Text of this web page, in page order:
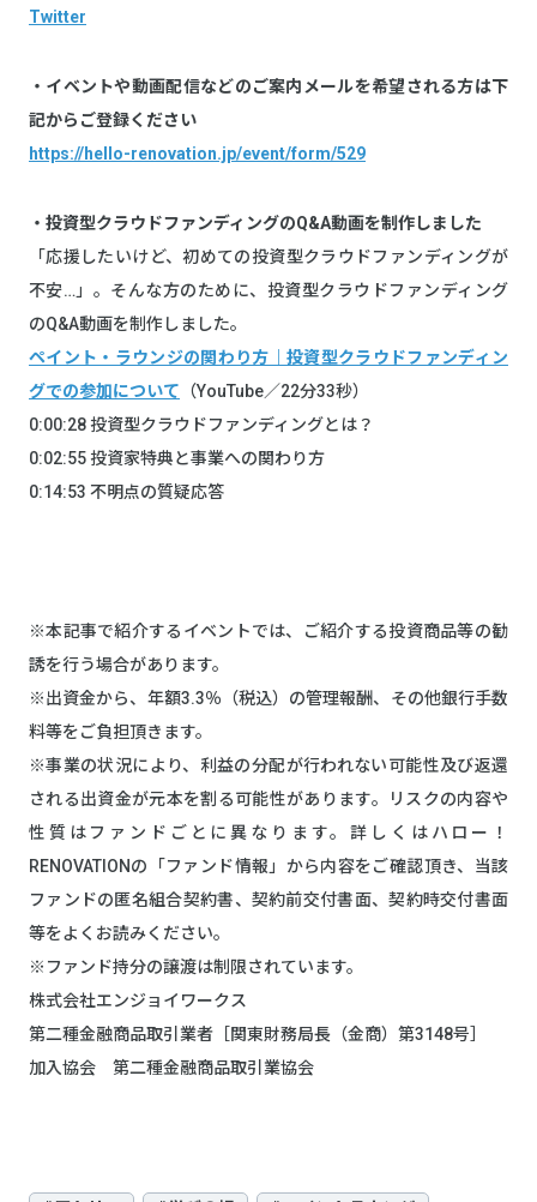
Twitter
・イベントや動画配信などのご案内メールを希望される方は下
記からご登録ください
https://hello-renovation.jp/event/form/529
・投資型クラウドファンディングのQ&A動画を制作しました
「応援したいけど、初めての投資型クラウドファンディングが
不安…」。そんな方のために、投資型クラウドファンディング
のQ&A動画を制作しました。
ペイント・ラウンジの関わり方｜投資型クラウドファンディン
グでの参加について （YouTube／22分33秒）
0:00:28 投資型クラウドファンディングとは？
0:02:55 投資家特典と事業への関わり方
0:14:53 不明点の質疑応答
※本記事で紹介するイベントでは、ご紹介する投資商品等の勧
誘を行う場合があります。
※出資金から、年額3.3％（税込）の管理報酬、その他銀行手数
料等をご負担頂きます。
※事業の状況により、利益の分配が行われない可能性及び返還
される出資金が元本を割る可能性があります。リスクの内容や
性質はファンドごとに異なります。詳しくはハロー！
RENOVATIONの「ファンド情報」から内容をご確認頂き、当該
ファンドの匿名組合契約書、契約前交付書面、契約時交付書面
等をよくお読みください。
※ファンド持分の譲渡は制限されています。
株式会社エンジョイワークス
第二種金融商品取引業者［関東財務局長（金商）第3148号］
加入協会 第二種金融商品取引業協会